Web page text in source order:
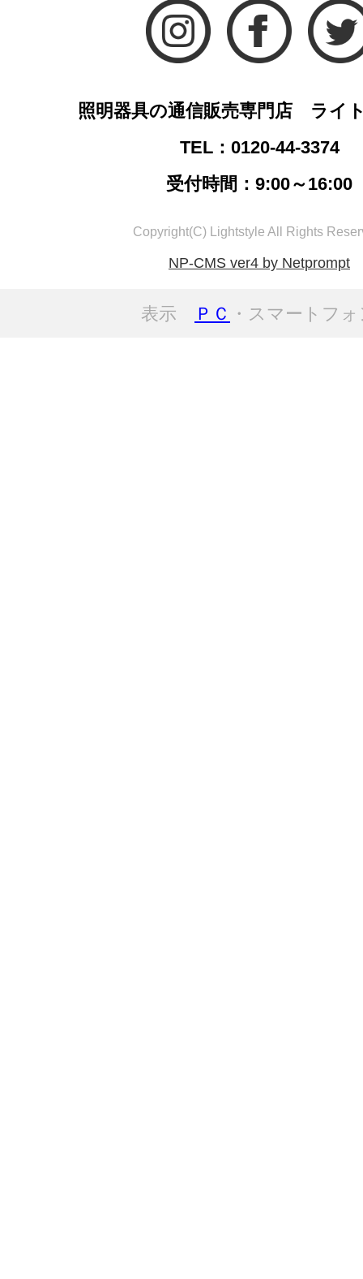
照明器具の通信販売専門店 ライ
TEL：0120-44-3374
受付時間：9:00～16:00
Copyright(C) Lightstyle All Rights
NP-CMS ver4 by Netprompt
表示 ＰＣ ・スマートフ